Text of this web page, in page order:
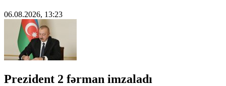
06.08.2026, 13:23
Prezident 2 fərman imzaladı